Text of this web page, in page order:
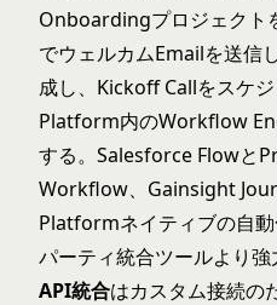
Onboardingプロジェクト
でウェルカムEmailを送信
成し、Kickoff Callをスケジ
Platform内のWorkflow
する。Salesforce Flowと
Workflow、Gainsight
Platformネイティブの自
パーティ統合ツールより強
API統合はカスタム接続の